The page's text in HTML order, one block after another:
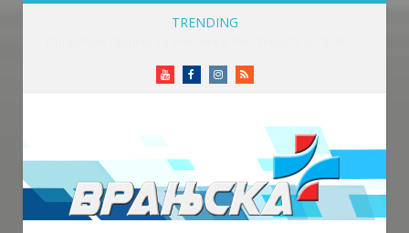
TRENDING
YoutubeFacebookInstagram
RSS